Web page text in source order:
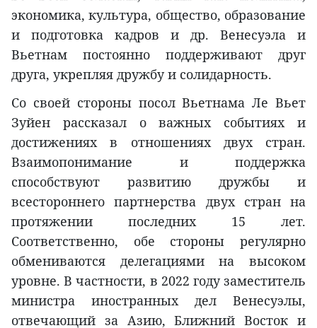
экономика, культура, общество, образование
и подготовка кадров и др. Венесуэла и
Вьетнам постоянно поддерживают друг
друга, укрепляя дружбу и солидарность.
Со своей стороны посол Вьетнама Ле Вьет
Зуйен рассказал о важных событиях и
достижениях в отношениях двух стран.
Взаимопонимание и поддержка
способствуют развитию дружбы и
всестороннего партнерства двух стран на
протяжении последних 15 лет.
Соответственно, обе стороны регулярно
обмениваются делегациями на высоком
уровне. В частности, в 2022 году заместитель
министра иностранных дел Венесуэлы,
отвечающий за Азию, Ближний Восток и